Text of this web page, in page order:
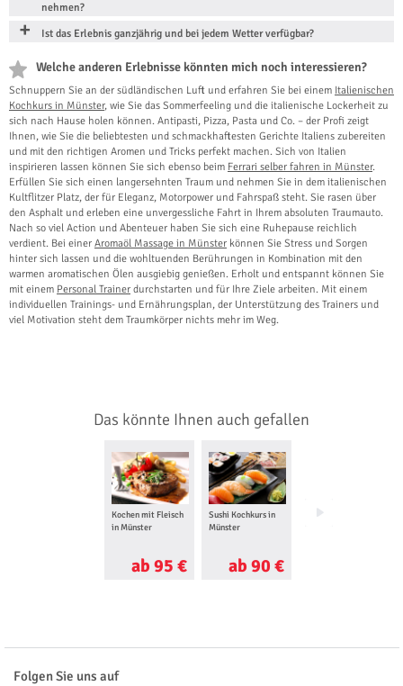
nehmen?
Ist das Erlebnis ganzjährig und bei jedem Wetter verfügbar?
Welche anderen Erlebnisse könnten mich noch interessieren?
Schnuppern Sie an der südländischen Luft und erfahren Sie bei einem Italienischen
Kochkurs in Münster, wie Sie das Sommerfeeling und die italienische Lockerheit zu
sich nach Hause holen können. Antipasti, Pizza, Pasta und Co. – der Profi zeigt
Ihnen, wie Sie die beliebtesten und schmackhaftesten Gerichte Italiens zubereiten
und mit den richtigen Aromen und Tricks perfekt machen. Sich von Italien
inspirieren lassen können Sie sich ebenso beim Ferrari selber fahren in Münster.
Erfüllen Sie sich einen langersehnten Traum und nehmen Sie in dem italienischen
Kultflitzer Platz, der für Eleganz, Motorpower und Fahrspaß steht. Sie rasen über
den Asphalt und erleben eine unvergessliche Fahrt in Ihrem absoluten Traumauto.
Nach so viel Action und Abenteuer haben Sie sich eine Ruhepause reichlich
verdient. Bei einer Aromaöl Massage in Münster können Sie Stress und Sorgen
hinter sich lassen und die wohltuenden Berührungen in Kombination mit den
warmen aromatischen Ölen ausgiebig genießen. Erholt und entspannt können Sie
mit einem Personal Trainer durchstarten und für Ihre Ziele arbeiten. Mit einem
individuellen Trainings- und Ernährungsplan, der Unterstützung des Trainers und
viel Motivation steht dem Traumkörper nichts mehr im Weg.
Das könnte Ihnen auch gefallen
Kochen mit Fleisch
in Münster
ab 95 €
Sushi Kochkurs in
Münster
ab 90 €
Grillkurs in Münster
Folgen Sie uns auf